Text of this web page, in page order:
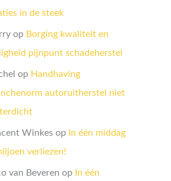
in de steek
op Borging kwaliteit en
pijnpunt schadeherstel
op Handhaving
autoruitherstel niet
Winkes op In één middag
verliezen!
van Beveren op In één